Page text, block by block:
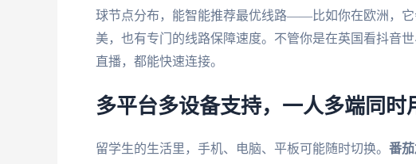
球节点分布，能智能推荐最优线路——比如你在欧洲，
美，也有专门的线路保障速度。不管你是在英国看抖音
直播，都能快速连接。
多平台多设备支持，一人多端同时
留学生的生活里，手机、电脑、平板可能随时切换。 番